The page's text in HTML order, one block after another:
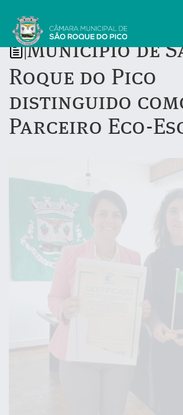
Município de
Roque do Pico
distinguido
Parceiro Eco-